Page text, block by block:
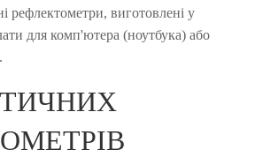
рефлектометри, виготовлені у
для комп'ютера (ноутбука) або